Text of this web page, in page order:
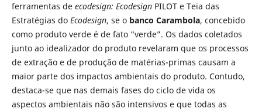
ferramentas de ecodesign: Ecodesign PILOT e Teia das
Estratégias do Ecodesign, se o banco Carambola, concebido
como produto verde é de fato “verde”. Os dados coletados
junto ao idealizador do produto revelaram que os processos
de extração e de produção de matérias-primas causam a
maior parte dos impactos ambientais do produto. Contudo,
destaca-se que nas demais fases do ciclo de vida os
aspectos ambientais não são intensivos e que todas as